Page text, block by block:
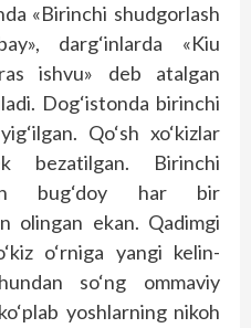
«Birinchi shudgorlash
darg‘inlarda «Kiu
ishvu» deb atalgan
Dog‘istonda birinchi
Qo‘sh xo‘kizlar
bezatilgan. Birinchi
bug‘doy har bir
olingan ekan. Qadimgi
o‘rniga yangi kelin-
so‘ng ommaviy
yoshlarning nikoh